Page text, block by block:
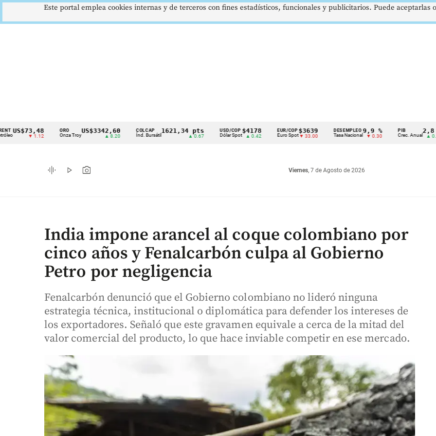
Cintillo
indicadores
económicos
▼ 1.12
ORO
Onza Troy
US$3342,60
▲ 8.20
COLCAP
Índ. Bursátil
1621,34 pts USD/COP
Dólar Spot
$4178
▲ 0.42
EUR/COP
Euro Spot
$3639
▼ 33.00
DESEMPLEO
Tasa Nacional
9,9 %
▼ 0.30
PIB
Crec. Anual
2,8 %
▲ 0.10
graphic_eq play_arrow photo_camera Viernes, 7 de Agosto de 2026
India impone arancel al coque colombiano por
cinco años y Fenalcarbón culpa al Gobierno
Petro por negligencia
Fenalcarbón denunció que el Gobierno colombiano no lideró ninguna
estrategia técnica, institucional o diplomática para defender los intereses de
los exportadores. Señaló que este gravamen equivale a cerca de la mitad del
valor comercial del producto, lo que hace inviable competir en ese mercado.
Este portal emplea cookies internas y de terceros con fines estadísticos, funcionales y publicitarios. Puede aceptarlas